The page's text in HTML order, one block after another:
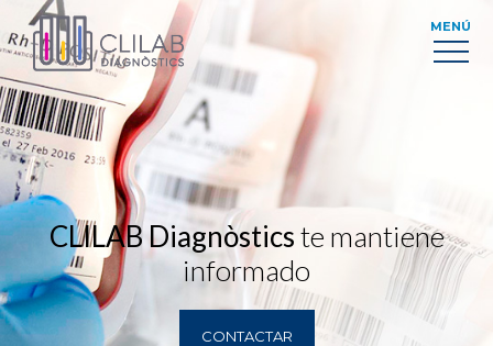
MENÚ
CLILAB Diagnòsticste mantiene
informado
CONTACTAR